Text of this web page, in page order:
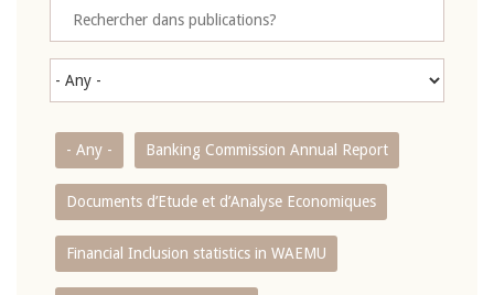
- Any - Banking Commission Annual Report
Documents d’Etude et d’Analyse Economiques
Financial Inclusion statistics in WAEMU